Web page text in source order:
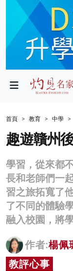
政局
財經
生活
商業
科技
影片
名家榜
灼見活動
首頁 教育 中學
趣遊贛州
學習，從來都
長和老師們一
習之旅拓寬了
了不同的體驗
融入校園，將
作者:楊佩
教評心事